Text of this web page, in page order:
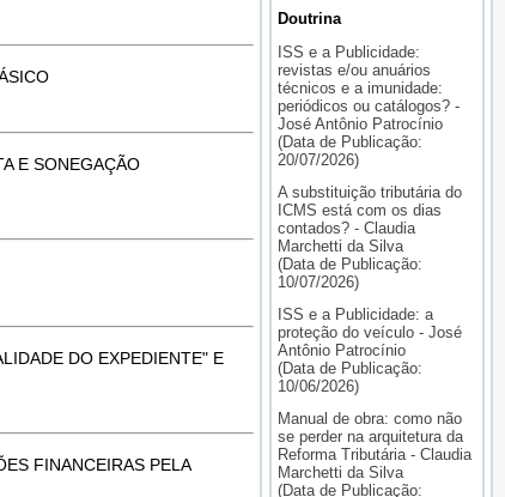
E SONEGAÇÃO
DO EXPEDIENTE" E
FINANCEIRAS PELA
Doutrina
ISS e a Publicidade:
revistas e/ou anuários
técnicos e a imunidade:
periódicos ou catálogos? -
José Antônio Patrocínio
(Data de Publicação:
20/07/2026)
A substituição tributária do
ICMS está com os dias
contados? - Claudia
Marchetti da Silva
(Data de Publicação:
10/07/2026)
ISS e a Publicidade: a
proteção do veículo - José
Antônio Patrocínio
(Data de Publicação:
10/06/2026)
Manual de obra: como não
se perder na arquitetura da
Reforma Tributária - Claudia
Marchetti da Silva
(Data de Publicação: